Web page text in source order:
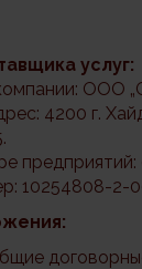
услуг:
ООО
4200 г.
10254808-2-
договорные